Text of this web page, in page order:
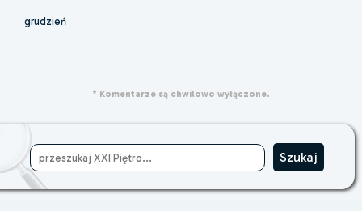
grudzień
* Komentarze są chwilowo wyłączone.